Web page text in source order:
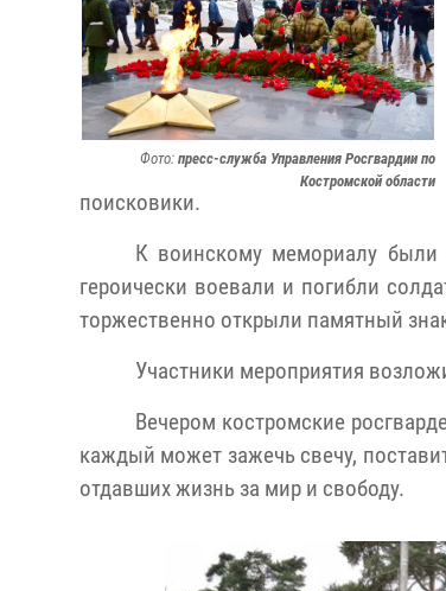
Фото: пресс-служба Управления Росгвардии по
Костромской области
поисковики.
К воинскому мемориалу
героически воевали и погибли
торжественно открыли памятный
Участники мероприятия
Вечером костромские
каждый может зажечь свечу,
отдавших жизнь за мир и свободу.